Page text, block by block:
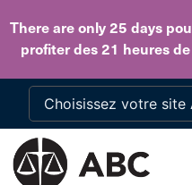
There are only 25 days
profiter des 21 heures